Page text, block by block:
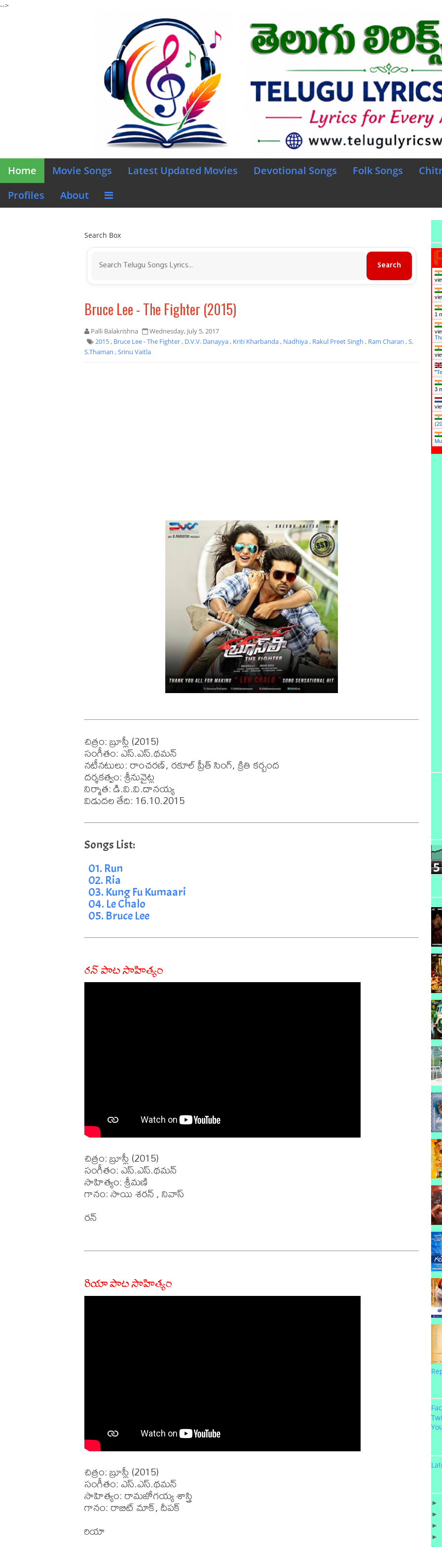
-->
Home Movie Songs Latest Updated Movies Devotional Songs Folk Songs
Profiles
About
Search Box
Bruce Lee - The Fighter (2015)
Palli Balakrishna
Wednesday, July 5, 2017
2015, Bruce Lee - The Fighter, D.V.V. Danayya, Kriti Kharbanda, Nadhiya, Rakul Preet Singh , Ram Charan ,S.
S.Thaman ,Srinu Vaitla
చిత్రం: బ్రూస్లీ (2015)
సంగీతం: ఎస్.ఎస్.థమన్
నటీనటులు: రాంచరణ్, రకూల్ ప్రీత్ సింగ్, క్రితి కర్బంద
దర్శకత్వం: శ్రీనువైట్ల
నిర్మాత: డి.వి.వి.దానయ్య
విడుదల తేది: 16.10.2015
01. Run
02. Ria
03. Kung Fu Kumaari
04. Le Chalo
05. Bruce Lee
రన్ పాట సాహిత్యం
చిత్రం: బ్రూస్లీ (2015)
సంగీతం: ఎస్.ఎస్.థమన్
సాహిత్యం: శ్రీమణి
గానం: సాయి శరన్ , నివాస్
రన్
రియా పాట సాహిత్యం
చిత్రం: బ్రూస్లీ (2015)
సంగీతం: ఎస్.ఎస్.థమన్
సాహిత్యం: రామజోగయ్య శాస్త్రి
గానం: రాబిట్ మాక్, దీపక్
1
"
3
5
►
►
►
►